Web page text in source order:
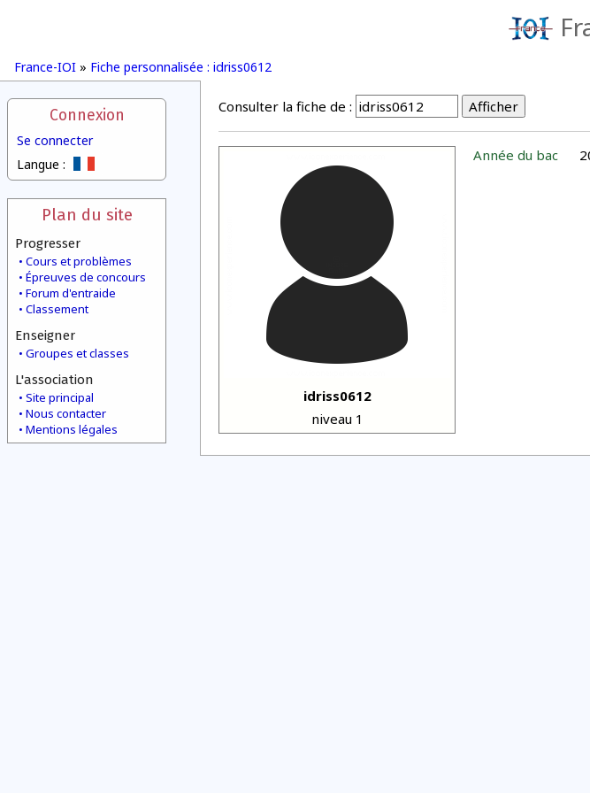
France-IOI » Fiche personnalisée : idriss0612
Connexion
Se connecter
Langue :
Plan du site
Progresser
Cours et problèmes
Épreuves de concours
Forum d'entraide
Classement
Enseigner
Groupes et classes
L'association
Site principal
Nous contacter
Mentions légales
Consulter la fiche de :
idriss0612
niveau 1
Année du bac